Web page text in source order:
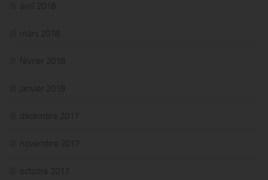
avril 2018
mars 2018
février 2018
janvier 2018
décembre 2017
novembre 2017
octobre 2017